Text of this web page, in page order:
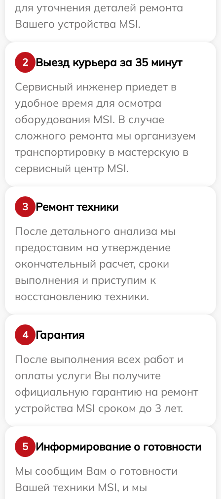
для уточнения деталей ремонта
Вашего устройства MSI.
2
Выезд курьера за 35 минут
Сервисный инженер приедет в
удобное время для осмотра
оборудования MSI. В случае
сложного ремонта мы организуем
транспортировку в мастерскую в
сервисный центр MSI.
3
Ремонт техники
После детального анализа мы
предоставим на утверждение
окончательный расчет, сроки
выполнения и приступим к
восстановлению техники.
4
Гарантия
После выполнения всех работ и
оплаты услуги Вы получите
официальную гарантию на ремонт
устройства MSI сроком до 3 лет.
5
Информирование о готовности
Мы сообщим Вам о готовности
Вашей техники MSI, и мы